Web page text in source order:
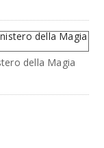
della Magia